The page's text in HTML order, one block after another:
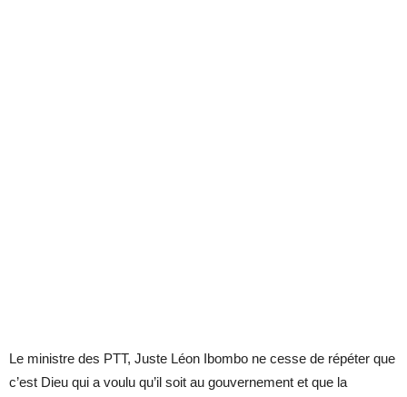
Le ministre des PTT, Juste Léon Ibombo ne cesse de répéter que
c’est Dieu qui a voulu qu’il soit au gouvernement et que la